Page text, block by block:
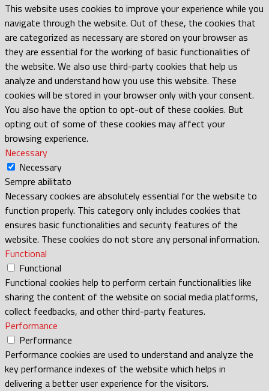
This website uses cookies to improve your experience while you
navigate through the website. Out of these, the cookies that
are categorized as necessary are stored on your browser as
they are essential for the working of basic functionalities of
the website. We also use third-party cookies that help us
analyze and understand how you use this website. These
cookies will be stored in your browser only with your consent.
You also have the option to opt-out of these cookies. But
opting out of some of these cookies may affect your
browsing experience.
Necessary
Necessary
Sempre abilitato
Necessary cookies are absolutely essential for the website to
function properly. This category only includes cookies that
ensures basic functionalities and security features of the
website. These cookies do not store any personal information.
Functional
Functional
Functional cookies help to perform certain functionalities like
sharing the content of the website on social media platforms,
collect feedbacks, and other third-party features.
Performance
Performance
Performance cookies are used to understand and analyze the
key performance indexes of the website which helps in
delivering a better user experience for the visitors.